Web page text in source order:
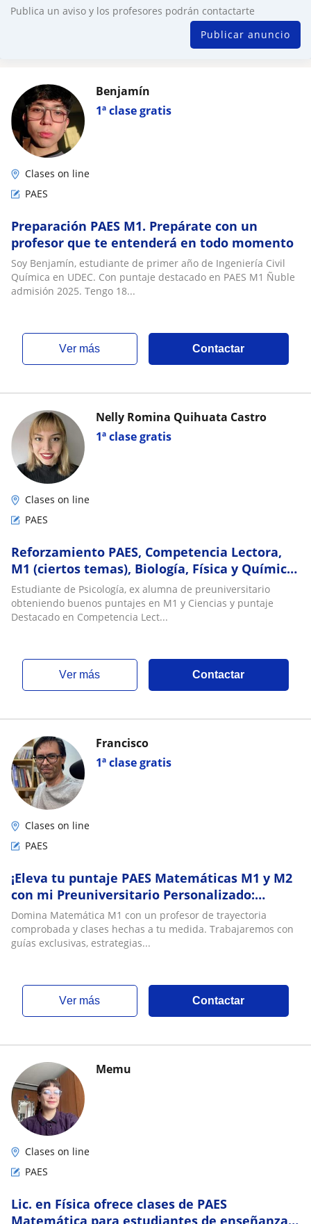
Publica un aviso y los profesores podrán contactarte
Publicar anuncio
1ª clase gratis
Benjamín
Clases on line
PAES
Preparación PAES M1. Prepárate con un
profesor que te entenderá en todo momento
Soy Benjamín, estudiante de primer año de Ingeniería Civil
Química en UDEC. Con puntaje destacado en PAES M1 Ñuble
admisión 2025. Tengo 18...
ver más Contactar
1ª clase gratis
Nelly Romina Quihuata Castro
Clases on line
PAES
Reforzamiento PAES, Competencia Lectora,
M1 (ciertos temas), Biología, Física y Química
(ciertos temas). Online y presencial
Estudiante de Psicología, ex alumna de preuniversitario
obteniendo buenos puntajes en M1 y Ciencias y puntaje
Destacado en Competencia Lect...
ver más Contactar
1ª clase gratis
Francisco
Clases on line
PAES
¡Eleva tu puntaje PAES Matemáticas M1 y M2
con mi Preuniversitario Personalizado:
reserva tu cupo hoy!
Domina Matemática M1 con un profesor de trayectoria
comprobada y clases hechas a tu medida. Trabajaremos con
guías exclusivas, estrategias...
ver más Contactar
Memu
Clases on line
PAES
Lic. en Física ofrece clases de PAES
Matemática para estudiantes de enseñanza